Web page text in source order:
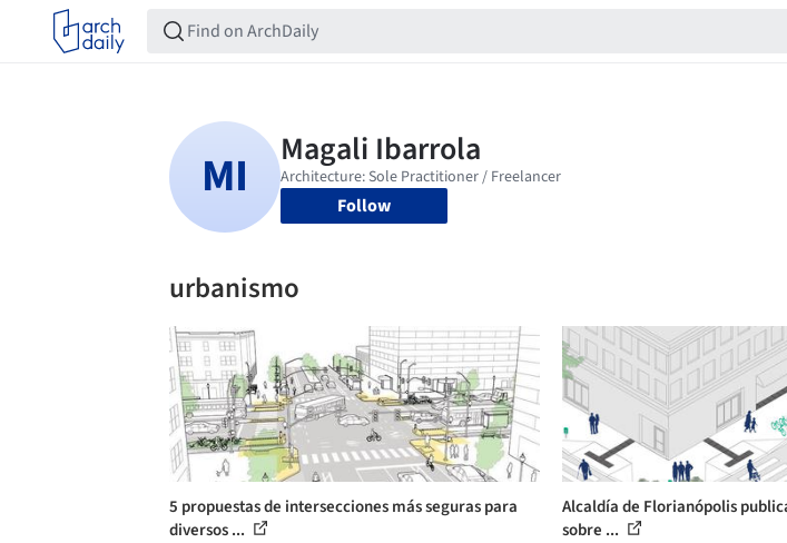
Follow
urbanismo
5 propuestas de intersecciones más seguras para
diversos ...
Alcaldía de Florianópolis
sobre ...